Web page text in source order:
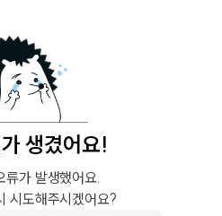
생겼어요!
류가 발생했어요.
시도해주시겠어요?